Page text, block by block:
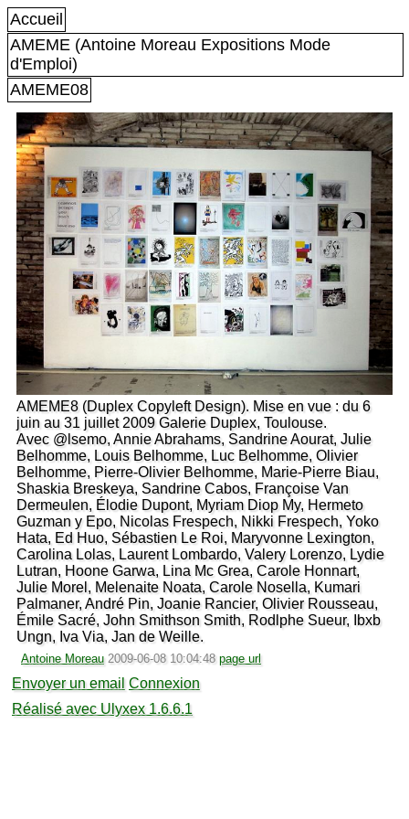
Accueil
AMEME (Antoine Moreau Expositions Mode
d'Emploi)
AMEME08
AMEME8 (Duplex Copyleft Design). Mise en vue : du 6
juin au 31 juillet 2009 Galerie Duplex, Toulouse.
Avec @lsemo, Annie Abrahams, Sandrine Aourat, Julie
Belhomme, Louis Belhomme, Luc Belhomme, Olivier
Belhomme, Pierre-Olivier Belhomme, Marie-Pierre Biau,
Shaskia Breskeya, Sandrine Cabos, Françoise Van
Dermeulen, Élodie Dupont, Myriam Diop My, Hermeto
Guzman y Epo, Nicolas Frespech, Nikki Frespech, Yoko
Hata, Ed Huo, Sébastien Le Roi, Maryvonne Lexington,
Carolina Lolas, Laurent Lombardo, Valery Lorenzo, Lydie
Lutran, Hoone Garwa, Lina Mc Grea, Carole Honnart,
Julie Morel, Melenaite Noata, Carole Nosella, Kumari
Palmaner, André Pin, Joanie Rancier, Olivier Rousseau,
Émile Sacré, John Smithson Smith, Rodlphe Sueur, Ibxb
Ungn, Iva Via, Jan de Weille.
Antoine Moreau 2009-06-08 10:04:48 page url
Envoyer un email Connexion
Réalisé avec Ulyxex 1.6.6.1